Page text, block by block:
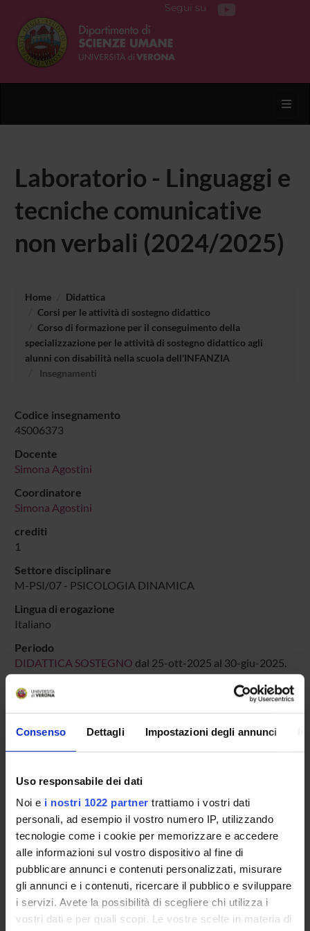
Consenso Dettagli Impostazioni degli annunci
Uso responsabile dei dati
Noi e i nostri 1022 partner trattiamo i vostri dati
personali, ad esempio il vostro numero IP, utilizzando
tecnologie come i cookie per memorizzare e accedere
alle informazioni sul vostro dispositivo al fine di
pubblicare annunci e contenuti personalizzati, misurare
gli annunci e i contenuti, ricercare il pubblico e sviluppare
i servizi. Avete la possibilità di scegliere chi utilizza i
vostri dati e per quali scopi. Le vostre scelte in materia di
Segui su
Laboratorio - Linguaggi e
tecniche comunicative
non verbali (2024/2025)
Home
Didattica
Corsi per le attività di sostegno didattico
Corso di formazione per il conseguimento della
specializzazione per le attività di sostegno didattico agli
alunni con disabilità nella scuola dell'INFANZIA
Insegnamenti
Codice insegnamento
4S006373
Docente
Simona Agostini
Coordinatore
Simona Agostini
crediti
1
Settore disciplinare
M-PSI/07 - PSICOLOGIA DINAMICA
Lingua di erogazione
Italiano
Periodo
DIDATTICA SOSTEGNO dal 25-ott-2025 al 30-giu-2025.
ORARIO LEZIONI
Vai all'orario delle lezioni
Presentazione
Come iscriversi
Insegnamenti
Calendario didattico
Orario lezioni